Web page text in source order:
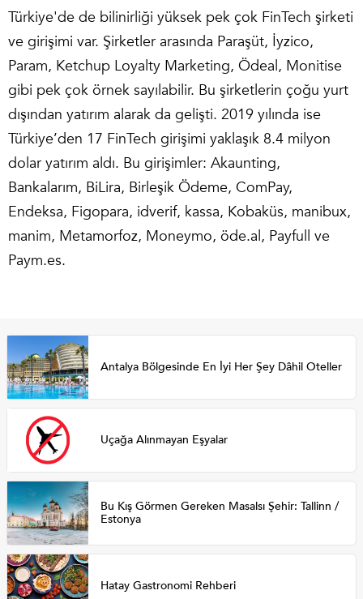
Türkiye'de de bilinirliği yüksek pek çok FinTech şirketi
ve girişimi var. Şirketler arasında Paraşüt, İyzico,
Param, Ketchup Loyalty Marketing, Ödeal, Monitise
gibi pek çok örnek sayılabilir. Bu şirketlerin çoğu yurt
dışından yatırım alarak da gelişti. 2019 yılında ise
Türkiye’den 17 FinTech girişimi yaklaşık 8.4 milyon
dolar yatırım aldı. Bu girişimler: Akaunting,
Bankalarım, BiLira, Birleşik Ödeme, ComPay,
Endeksa, Figopara, idverif, kassa, Kobaküs, manibux,
manim, Metamorfoz, Moneymo, öde.al, Payfull ve
Paym.es.
Antalya Bölgesinde En İyi Her Şey Dâhil Oteller
Uçağa Alınmayan Eşyalar
Bu Kış Görmen Gereken Masalsı Şehir: Tallinn /
Estonya
Hatay Gastronomi Rehberi